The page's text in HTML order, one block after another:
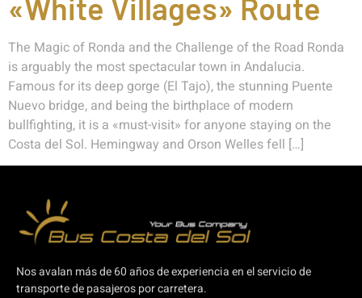
«White Villages» Route
The Magic of Ronda and the Challenge of the Road Ronda
is arguably the most spectacular town in Andalucia.
Famous for its deep gorge (El Tajo), the stunning Puente
Nuevo bridge, and being the birthplace of modern
bullfighting, it is a «must-visit» for anyone staying on the
Costa del Sol. Hemingway and Orson Welles fell […]
Nos avalan más de 60 años de experiencia en el servicio de
transporte de pasajeros por carretera.